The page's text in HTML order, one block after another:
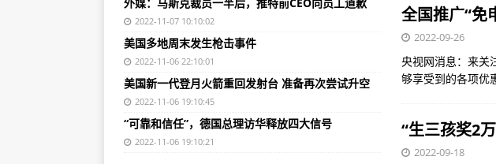
德国学者直言：白痴才会随美起舞搞“脱钩”
【世界说】美国国内极端主义加剧！执法部门：暴力极端分子对中期
通讯：中企落实“百企千村”活动点亮尼日利亚村庄
打造中国高铁标准！印尼雅万高铁试验段接触网送电成功
通讯：马来西亚参展商与进博会的不解之缘
全国推广“免
2022-09-26
央视网消息：来关
够享受到的各项优
“生三孩奖2
2022-09-18
2022-11-07 10:10:02
美国多地周末发生枪击事件
2022-11-06 22:10:01
美国新一代登月火箭重回发射台 准备再次尝试升空
2022-11-06 19:10:45
“可靠和信任”，德国总理访华释放四大信号
2022-11-06 19:10:21